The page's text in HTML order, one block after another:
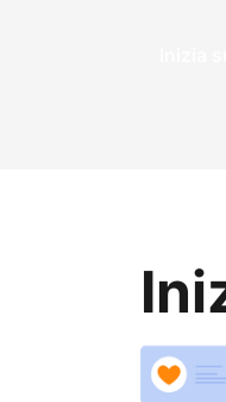
Inizia